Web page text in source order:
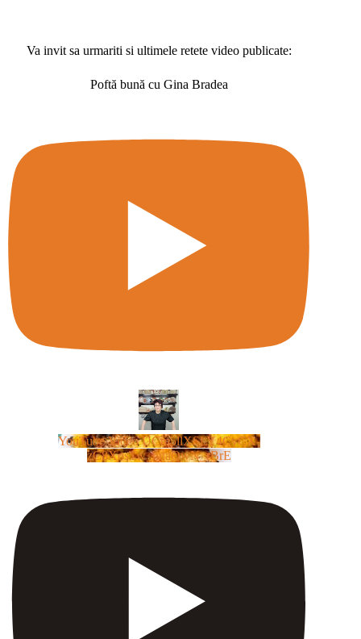
Va invit sa urmariti si ultimele retete video publicate:
Poftă bună cu Gina Bradea
YouTube Video UCm5llXSLY4CyCX-
zC8XosTw_huaQwN_rBrE